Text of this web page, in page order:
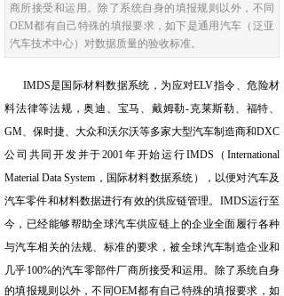
商所接受和运用。除了系统自身的填报规则以外，不同
OEM都有自己特殊的填报要求，如下是通用汽车（泛亚
汽车技术中心）对数据质量的验收标准。
IMDS是国际材料数据系统， 为应对ELV指令、危险材
料法律等法规，奥迪、宝马、戴姆勒-克莱斯勒、福特、
GM、保时捷、大众和沃尔沃等多家大型汽车制造商和DXC
公司共同开发并于2001年开始运行IMDS（International
Material Data System，国际材料数据系统），以便对汽车及
汽车零件和材料数据进行有效的供应链管理。IMDS运行至
今，已经能够帮助全球汽车供应链上的企业全面履行各种
与汽车相关的法规、标准的要求，被全球汽车制造企业和
几乎100%的汽车零部件厂商所接受和运用。 除了系统自身
的填报规则以外，不同OEM都有自己特殊的填报要求，如